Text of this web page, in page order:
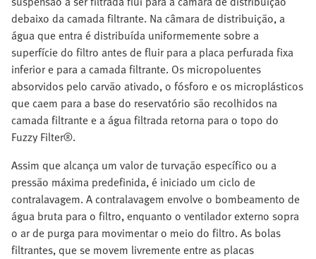
debaixo da camada filtrante. Na câmara de distribuição, a
água que entra é distribuída uniformemente sobre a
superfície do filtro antes de fluir para a placa perfurada fixa
inferior e para a camada filtrante. Os micropoluentes
absorvidos pelo carvão ativado, o fósforo e os microplásticos
que caem para a base do reservatório são recolhidos na
camada filtrante e a água filtrada retorna para o topo do
Fuzzy Filter®.
Assim que alcança um valor de turvação específico ou a
pressão máxima predefinida, é iniciado um ciclo de
contralavagem. A contralavagem envolve o bombeamento de
água bruta para o filtro, enquanto o ventilador externo sopra
o ar de purga para movimentar o meio do filtro. As bolas
filtrantes, que se movem livremente entre as placas